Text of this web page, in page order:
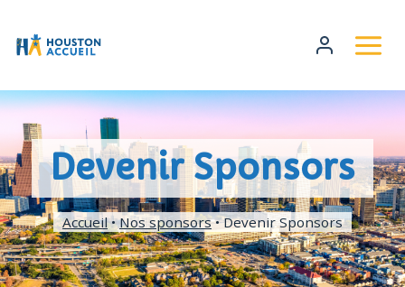
Devenir Sponsors
Accueil•Nos sponsors•Devenir Sponsors